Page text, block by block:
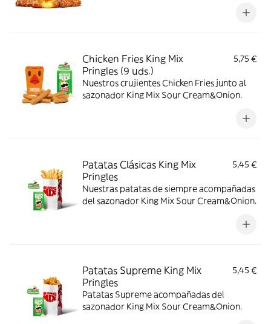
Chicken Fries King Mix
Pringles (9 uds.)
5,75 €
Nuestros crujientes Chicken Fries junto al
sazonador King Mix Sour Cream&Onion.
Patatas Clásicas King Mix
Pringles
5,45 €
Nuestras patatas de siempre acompañadas
del sazonador King Mix Sour Cream&Onion.
Patatas Supreme King Mix
Pringles
5,45 €
Patatas Supreme acompañadas del
sazonador King Mix Sour Cream&Onion.